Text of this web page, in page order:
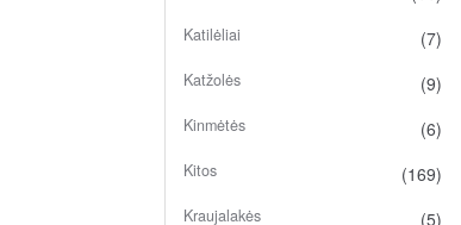
Katilėliai (7)
Katžolės (9)
Kinmėtės (6)
Kitos (169)
Kraujalakės (5)